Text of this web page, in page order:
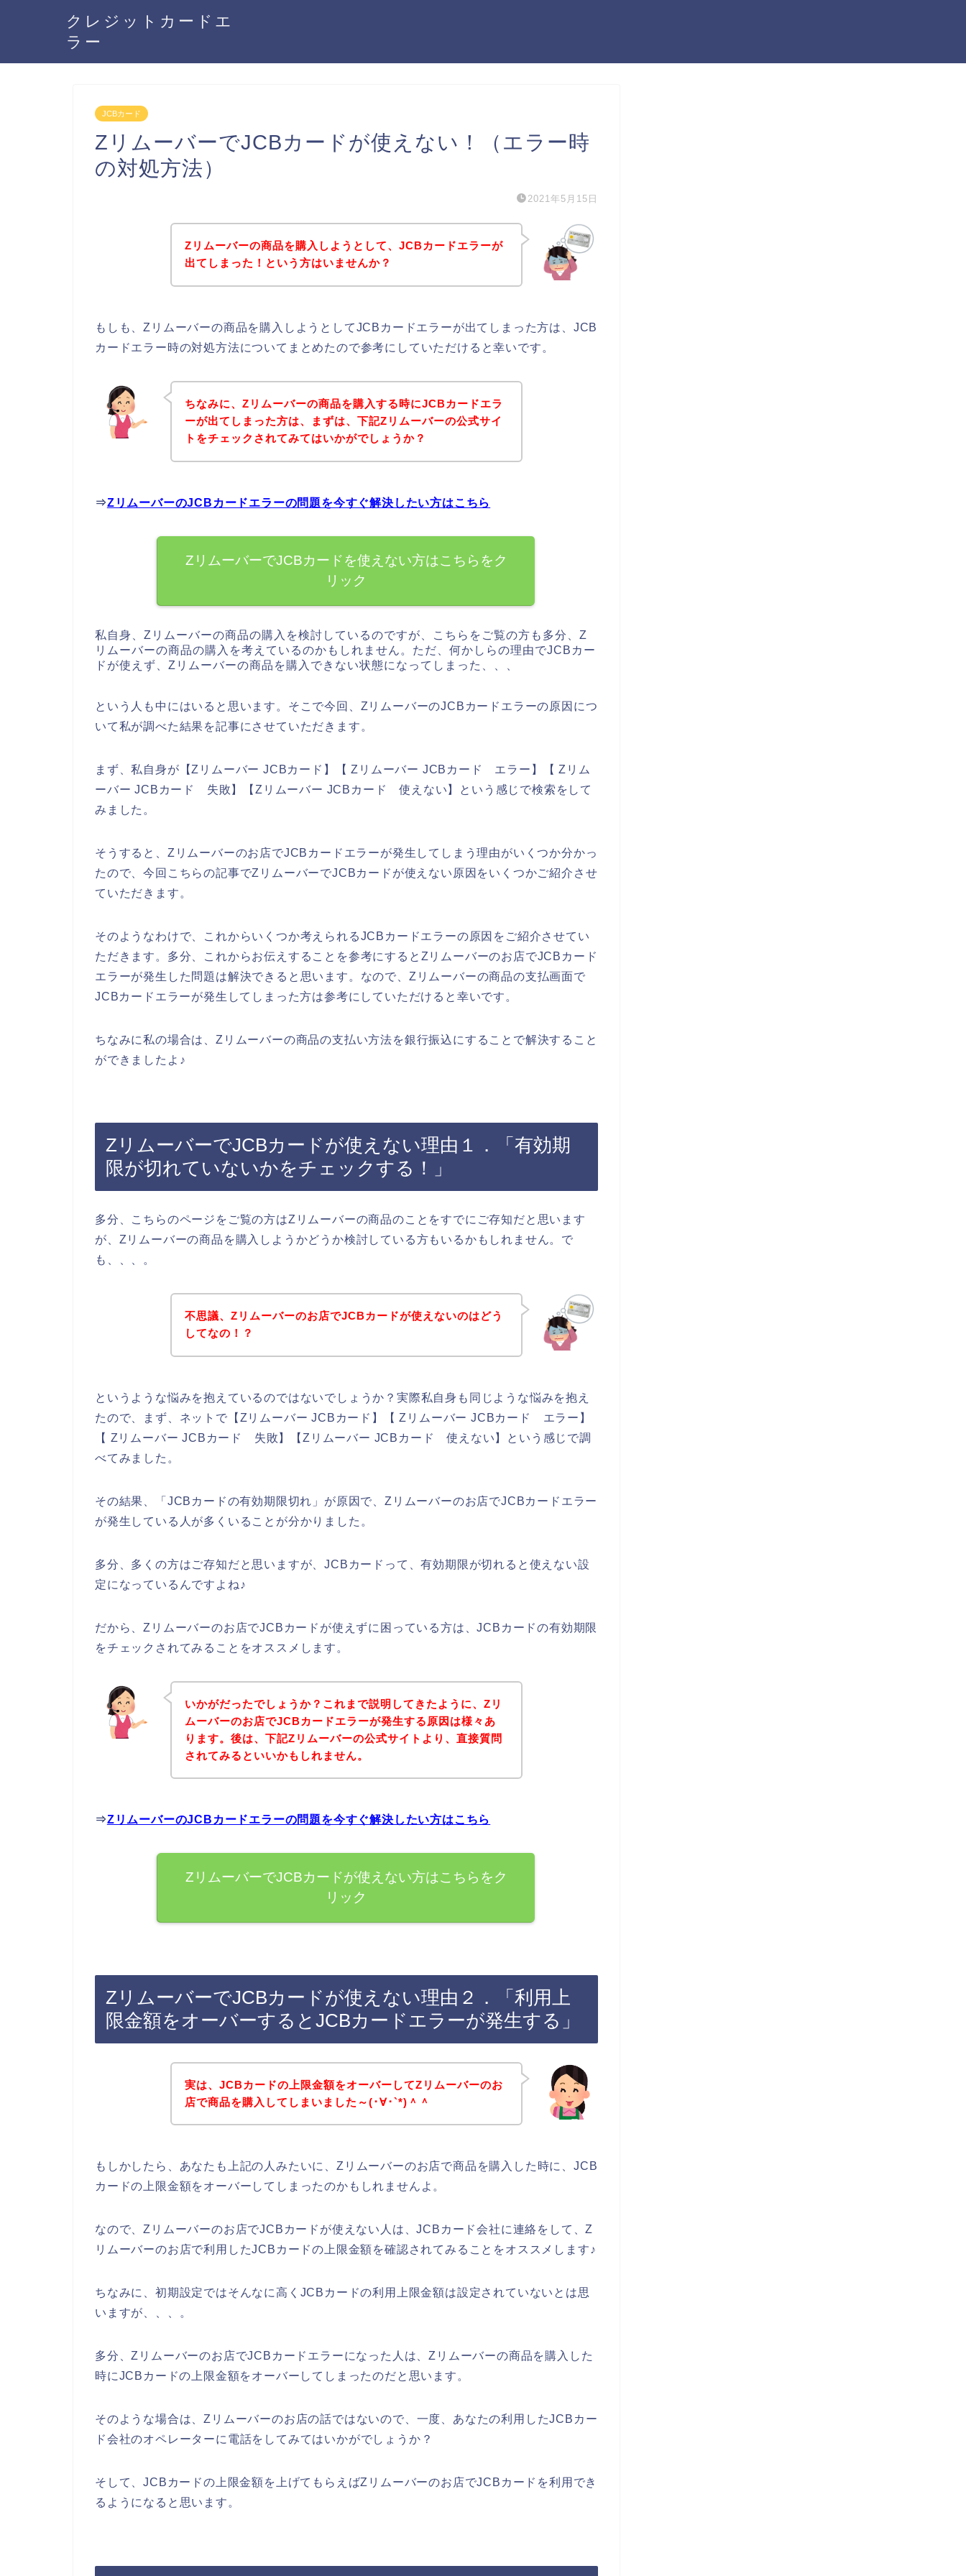
クレジットカードエ
ラー
JCBカード
ZリムーバーでJCBカードが使えない！（エラー時
の対処方法）
2021年5月15日
Zリムーバーの商品を購入しようとして、JCBカードエラーが
出てしまった！という方はいませんか？
もしも、Zリムーバーの商品を購入しようとしてJCBカードエラーが出てしまった方は、JCB
カードエラー時の対処方法についてまとめたので参考にしていただけると幸いです。
ちなみに、Zリムーバーの商品を購入する時にJCBカードエラ
ーが出てしまった方は、まずは、下記Zリムーバーの公式サイ
トをチェックされてみてはいかがでしょうか？
⇒ZリムーバーのJCBカードエラーの問題を今すぐ解決したい方はこちら
ZリムーバーでJCBカードを使えない方はこちらをク
リック
私自身、Zリムーバーの商品の購入を検討しているのですが、こちらをご覧の方も多分、Z
リムーバーの商品の購入を考えているのかもしれません。ただ、何かしらの理由でJCBカー
ドが使えず、Zリムーバーの商品を購入できない状態になってしまった、、、
という人も中にはいると思います。そこで今回、ZリムーバーのJCBカードエラーの原因につ
いて私が調べた結果を記事にさせていただきます。
まず、私自身が【Zリムーバー JCBカード】【 Zリムーバー JCBカード エラー】【 Zリム
ーバー JCBカード 失敗】【Zリムーバー JCBカード 使えない】という感じで検索をして
みました。
そうすると、Zリムーバーのお店でJCBカードエラーが発生してしまう理由がいくつか分かっ
たので、今回こちらの記事でZリムーバーでJCBカードが使えない原因をいくつかご紹介させ
ていただきます。
そのようなわけで、これからいくつか考えられるJCBカードエラーの原因をご紹介させてい
ただきます。多分、これからお伝えすることを参考にするとZリムーバーのお店でJCBカード
エラーが発生した問題は解決できると思います。なので、Zリムーバーの商品の支払画面で
JCBカードエラーが発生してしまった方は参考にしていただけると幸いです。
ちなみに私の場合は、Zリムーバーの商品の支払い方法を銀行振込にすることで解決すること
ができましたよ♪
ZリムーバーでJCBカードが使えない理由１．「有効期
限が切れていないかをチェックする！」
多分、こちらのページをご覧の方はZリムーバーの商品のことをすでにご存知だと思います
が、Zリムーバーの商品を購入しようかどうか検討している方もいるかもしれません。で
も、、、。
不思議、Zリムーバーのお店でJCBカードが使えないのはどう
してなの！？
というような悩みを抱えているのではないでしょうか？実際私自身も同じような悩みを抱え
たので、まず、ネットで【Zリムーバー JCBカード】【 Zリムーバー JCBカード エラー】
【 Zリムーバー JCBカード 失敗】【Zリムーバー JCBカード 使えない】という感じで調
べてみました。
その結果、「JCBカードの有効期限切れ」が原因で、Zリムーバーのお店でJCBカードエラー
が発生している人が多くいることが分かりました。
多分、多くの方はご存知だと思いますが、JCBカードって、有効期限が切れると使えない設
定になっているんですよね♪
だから、Zリムーバーのお店でJCBカードが使えずに困っている方は、JCBカードの有効期限
をチェックされてみることをオススメします。
いかがだったでしょうか？これまで説明してきたように、Zリ
ムーバーのお店でJCBカードエラーが発生する原因は様々あ
ります。後は、下記Zリムーバーの公式サイトより、直接質問
されてみるといいかもしれません。
⇒ZリムーバーのJCBカードエラーの問題を今すぐ解決したい方はこちら
ZリムーバーでJCBカードが使えない方はこちらをク
リック
ZリムーバーでJCBカードが使えない理由２．「利用上
限金額をオーバーするとJCBカードエラーが発生する」
実は、JCBカードの上限金額をオーバーしてZリムーバーのお
店で商品を購入してしまいました～(･∀･`*)＾＾
もしかしたら、あなたも上記の人みたいに、Zリムーバーのお店で商品を購入した時に、JCB
カードの上限金額をオーバーしてしまったのかもしれませんよ。
なので、Zリムーバーのお店でJCBカードが使えない人は、JCBカード会社に連絡をして、Z
リムーバーのお店で利用したJCBカードの上限金額を確認されてみることをオススメします♪
ちなみに、初期設定ではそんなに高くJCBカードの利用上限金額は設定されていないとは思
いますが、、、。
多分、Zリムーバーのお店でJCBカードエラーになった人は、Zリムーバーの商品を購入した
時にJCBカードの上限金額をオーバーしてしまったのだと思います。
そのような場合は、Zリムーバーのお店の話ではないので、一度、あなたの利用したJCBカー
ド会社のオペレーターに電話をしてみてはいかがでしょうか？
そして、JCBカードの上限金額を上げてもらえばZリムーバーのお店でJCBカードを利用でき
るようになると思います。